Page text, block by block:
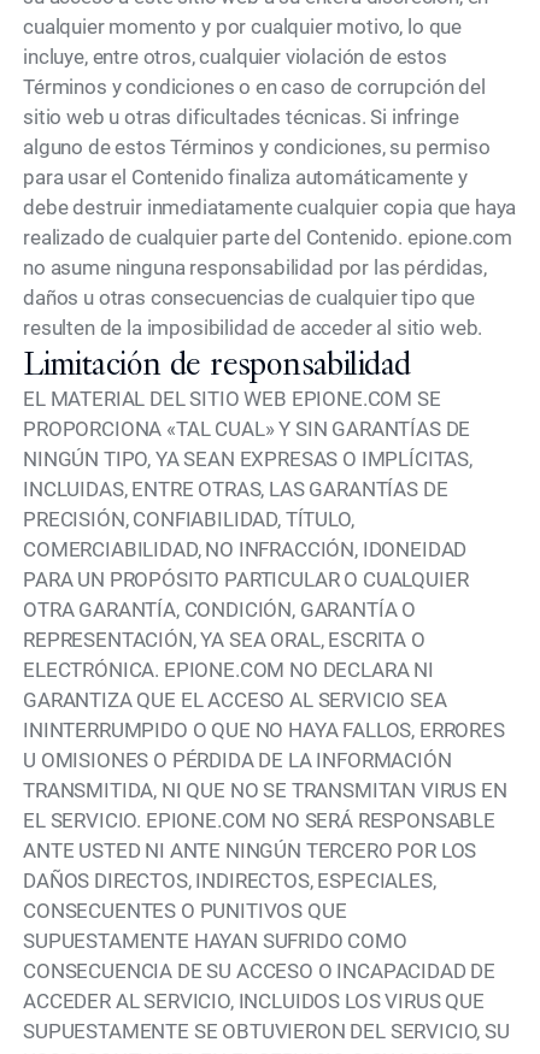
cualquier momento y por cualquier motivo, lo que
incluye, entre otros, cualquier violación de estos
Términos y condiciones o en caso de corrupción del
sitio web u otras dificultades técnicas. Si infringe
alguno de estos Términos y condiciones, su permiso
para usar el Contenido finaliza automáticamente y
debe destruir inmediatamente cualquier copia que haya
realizado de cualquier parte del Contenido. epione.com
no asume ninguna responsabilidad por las pérdidas,
daños u otras consecuencias de cualquier tipo que
resulten de la imposibilidad de acceder al sitio web.
Limitación de responsabilidad
EL MATERIAL DEL SITIO WEB EPIONE.COM SE
PROPORCIONA «TAL CUAL» Y SIN GARANTÍAS DE
NINGÚN TIPO, YA SEAN EXPRESAS O IMPLÍCITAS,
INCLUIDAS, ENTRE OTRAS, LAS GARANTÍAS DE
PRECISIÓN, CONFIABILIDAD, TÍTULO,
COMERCIABILIDAD, NO INFRACCIÓN, IDONEIDAD
PARA UN PROPÓSITO PARTICULAR O CUALQUIER
OTRA GARANTÍA, CONDICIÓN, GARANTÍA O
REPRESENTACIÓN, YA SEA ORAL, ESCRITA O
ELECTRÓNICA. EPIONE.COM NO DECLARA NI
GARANTIZA QUE EL ACCESO AL SERVICIO SEA
ININTERRUMPIDO O QUE NO HAYA FALLOS, ERRORES
U OMISIONES O PÉRDIDA DE LA INFORMACIÓN
TRANSMITIDA, NI QUE NO SE TRANSMITAN VIRUS EN
EL SERVICIO. EPIONE.COM NO SERÁ RESPONSABLE
ANTE USTED NI ANTE NINGÚN TERCERO POR LOS
DAÑOS DIRECTOS, INDIRECTOS, ESPECIALES,
CONSECUENTES O PUNITIVOS QUE
SUPUESTAMENTE HAYAN SUFRIDO COMO
CONSECUENCIA DE SU ACCESO O INCAPACIDAD DE
ACCEDER AL SERVICIO, INCLUIDOS LOS VIRUS QUE
SUPUESTAMENTE SE OBTUVIERON DEL SERVICIO, SU